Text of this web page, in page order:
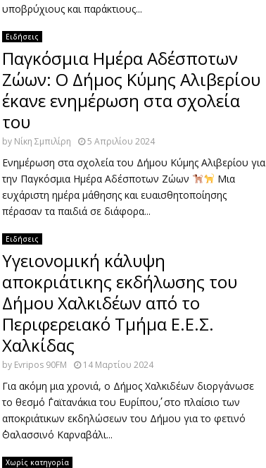
υποβρύχιους και παράκτιους...
Ειδήσεις
Παγκόσμια Ημέρα Αδέσποτων
Ζώων: Ο Δήμος Κύμης Αλιβερίου
έκανε ενημέρωση στα σχολεία
του
by Νίκη Σμπιλίρη 5 Απριλίου 2024
Ενημέρωση στα σχολεία του Δήμου Κύμης Αλιβερίου για
την Παγκόσμια Ημέρα Αδέσποτων Ζώων
Μια
ευχάριστη ημέρα μάθησης και ευαισθητοποίησης
πέρασαν τα παιδιά σε διάφορα...
Ειδήσεις
Υγειονομική κάλυψη
αποκριάτικης εκδήλωσης του
Δήμου Χαλκιδέων από το
Περιφερειακό Τμήμα Ε.Ε.Σ.
Χαλκίδας
by Evripos 90FM 14 Μαρτίου 2024
Για ακόμη μια χρονιά, ο Δήμος Χαλκιδέων διοργάνωσε
το θεσμό ΄΄Γαϊτανάκια του Ευρίπου΄΄, στο πλαίσιο των
αποκριάτικων εκδηλώσεων του Δήμου για το φετινό
΄΄Θαλασσινό Καρναβάλι...
Χωρίς κατηγορία